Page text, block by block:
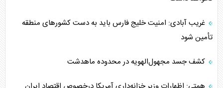
غریب آبادی: امنیت خلیج فارس باید به دست کشورهای منطقه
تأمین شود
کشف جسد مجهول‌الهویه در محدوده ماهدشت